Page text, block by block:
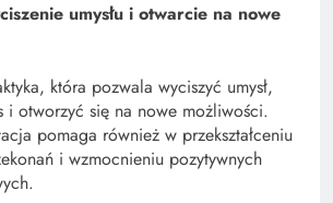
umysłu i otwarcie na nowe
która pozwala wyciszyć umysł,
i otworzyć się na nowe możliwości.
pomaga również w przekształceniu
i wzmocnieniu pozytywnych